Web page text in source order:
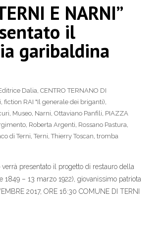
E NARNI”
il
garibaldina
Dalia, CENTRO TERNANO DI
, fiction RAI "Il generale dei briganti),
, Museo, Narni, Ottaviano Panfili, PIAZZA
, Roberta Argenti, Rossano Pastura,
di Terni,Terni,Thierry Toscan, tromba
verrà presentato il progetto di restauro della
– 13 marzo 1922), giovanissimo patriota
2017, ORE 16:30 COMUNE DI TERNI